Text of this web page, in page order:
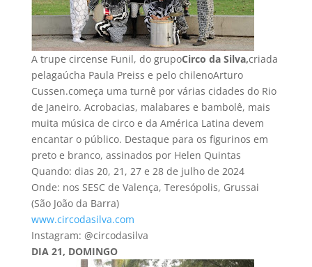
A trupe circense Funil, do grupoCirco da Silva,criada
pelagaúcha Paula Preiss e pelo chilenoArturo
Cussen.começa uma turnê por várias cidades do Rio
de Janeiro. Acrobacias, malabares e bambolê, mais
muita música de circo e da América Latina devem
encantar o público. Destaque para os figurinos em
preto e branco, assinados por Helen Quintas
Quando: dias 20, 21, 27 e 28 de julho de 2024
Onde: nos SESC de Valença, Teresópolis, Grussai
(São João da Barra)
www.circodasilva.com
Instagram: @circodasilva
DIA 21, DOMINGO